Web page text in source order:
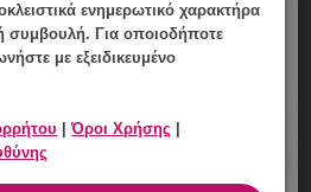
Ποιος
να Χρειαστεί;
Ποιος Έλεγχος Μπορεί να
ενημέρωση, έλεγχος και
ενημερωτικό χαρακτήρα
συμβουλή. Για οποιοδήποτε
με εξειδικευμένο
|Όροι Χρήσης